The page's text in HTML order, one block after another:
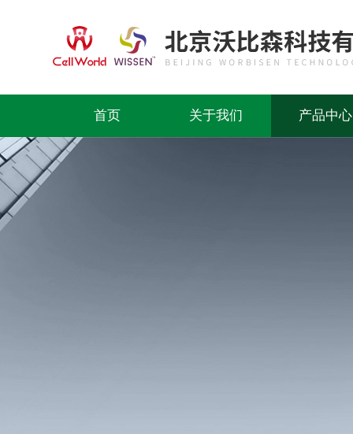
首页 关于我们 产品中心